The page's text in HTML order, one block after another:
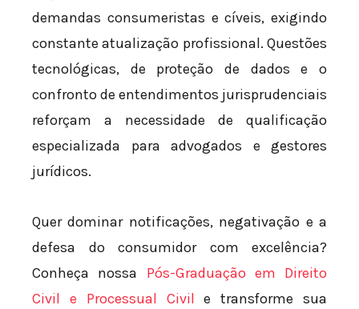
demandas consumeristas e cíveis, exigindo
constante atualização profissional. Questões
tecnológicas, de proteção de dados e o
confronto de entendimentos jurisprudenciais
reforçam a necessidade de qualificação
especializada para advogados e gestores
jurídicos.
Quer dominar notificações, negativação e a
defesa do consumidor com excelência?
Conheça nossa Pós-Graduação em Direito
Civil e Processual Civil e transforme sua